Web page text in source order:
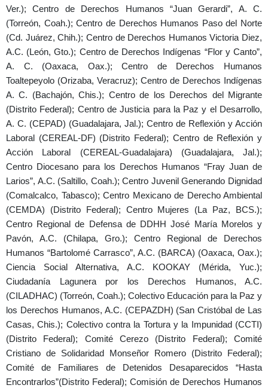
Ver.); Centro de Derechos Humanos “Juan Gerardi”, A. C.
(Torreón, Coah.); Centro de Derechos Humanos Paso del Norte
(Cd. Juárez, Chih.); Centro de Derechos Humanos Victoria Diez,
A.C. (León, Gto.); Centro de Derechos Indígenas “Flor y Canto”,
A. C. (Oaxaca, Oax.); Centro de Derechos Humanos
Toaltepeyolo (Orizaba, Veracruz); Centro de Derechos Indígenas
A. C. (Bachajón, Chis.); Centro de los Derechos del Migrante
(Distrito Federal); Centro de Justicia para la Paz y el Desarrollo,
A. C. (CEPAD) (Guadalajara, Jal.); Centro de Reflexión y Acción
Laboral (CEREAL-DF) (Distrito Federal); Centro de Reflexión y
Acción Laboral (CEREAL-Guadalajara) (Guadalajara, Jal.);
Centro Diocesano para los Derechos Humanos “Fray Juan de
Larios”, A.C. (Saltillo, Coah.); Centro Juvenil Generando Dignidad
(Comalcalco, Tabasco); Centro Mexicano de Derecho Ambiental
(CEMDA) (Distrito Federal); Centro Mujeres (La Paz, BCS.);
Centro Regional de Defensa de DDHH José María Morelos y
Pavón, A.C. (Chilapa, Gro.); Centro Regional de Derechos
Humanos “Bartolomé Carrasco”, A.C. (BARCA) (Oaxaca, Oax.);
Ciencia Social Alternativa, A.C. KOOKAY (Mérida, Yuc.);
Ciudadanía Lagunera por los Derechos Humanos, A.C.
(CILADHAC) (Torreón, Coah.); Colectivo Educación para la Paz y
los Derechos Humanos, A.C. (CEPAZDH) (San Cristóbal de Las
Casas, Chis.); Colectivo contra la Tortura y la Impunidad (CCTI)
(Distrito Federal); Comité Cerezo (Distrito Federal); Comité
Cristiano de Solidaridad Monseñor Romero (Distrito Federal);
Comité de Familiares de Detenidos Desaparecidos “Hasta
Encontrarlos”(Distrito Federal); Comisión de Derechos Humanos